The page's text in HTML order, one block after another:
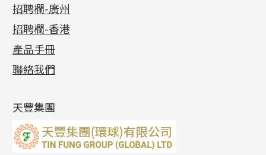
十字車花鏈系列
十字閃O鏈系列
十字錘打鏈系列
側身車花鏈系列
側身鏈系列
雙十字鏈系列
蛇骨鏈系列
鏈尾系列
螺絲迫系列
梅花迫系列
平臺迫系列
綫拍系列
美拍系列
耳環扣系列
耳環爪頭
耳環
動感車花吊墜
調節珠系列
生圈扣系列
龍蝦扣系列
鴨俐制系列
字母吊墜
項鏈吊墜
生肖吊墜
其他類配件
珠盤系列
袖口鈕系列
焊片及鐳射綫
空心車花管
珠類配件
無孔光身珠
空心光身珠
無孔批花珠
六爪頭系列
車花片
動感車花片
鑲口戒指
鑲口手鏈系列
手镯系列
戒指系列
空心耳環
空心车花管首饰链
空心手鐲系列
貴金屬原料
千足金
記憶金屬系列
記憶戒指
拉簧珠珠手鏈
記憶鈦手鐲
最新消息
各項證書(2)
相片集(9)
展覽會資訊
最新產品資訊
招聘欄-廣州
招聘欄-香港
產品手冊
聯絡我們
天豐集團